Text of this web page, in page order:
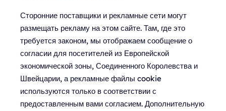
Сторонние поставщики и рекламные сети могут
размещать рекламу на этом сайте. Там, где это
требуется законом, мы отображаем сообщение о
согласии для посетителей из Европейской
экономической зоны, Соединенного Королевства и
Швейцарии, а рекламные файлы cookie
используются только в соответствии с
предоставленным вами согласием. Дополнительную